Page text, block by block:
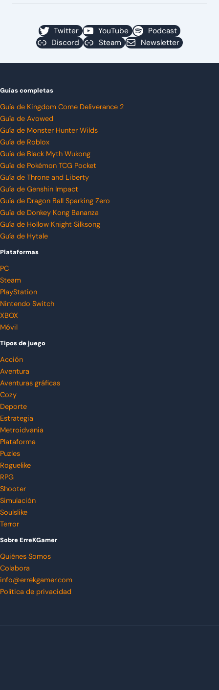
Twitter YouTube
Podcast
Discord
Steam Newsletter
Guías completas
Guía de Kingdom Come Deliverance 2
Guía de Avowed
Guía de Monster Hunter Wilds
Guía de Roblox
Guía de Black Myth Wukong
Guía de Pokémon TCG Pocket
Guía de Throne and Liberty
Guía de Genshin Impact
Guía de Dragon Ball Sparking Zero
Guía de Donkey Kong Bananza
Guía de Hollow Knight Silksong
Guía de Hytale
Plataformas
PC
Steam
PlayStation
Nintendo Switch
XBOX
Móvil
Tipos de juego
Acción
Aventura
Aventuras gráficas
Cozy
Deporte
Estrategia
Metroidvania
Plataforma
Puzles
Roguelike
RPG
Shooter
Simulación
Soulslike
Terror
Sobre ErreKGamer
Quiénes Somos
Colabora
info@errekgamer.com
Política de privacidad